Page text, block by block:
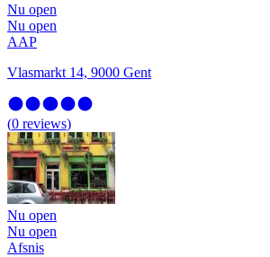
Nu open
Nu open
AAP
Vlasmarkt 14, 9000 Gent
(0 reviews)
Nu open
Nu open
Afsnis